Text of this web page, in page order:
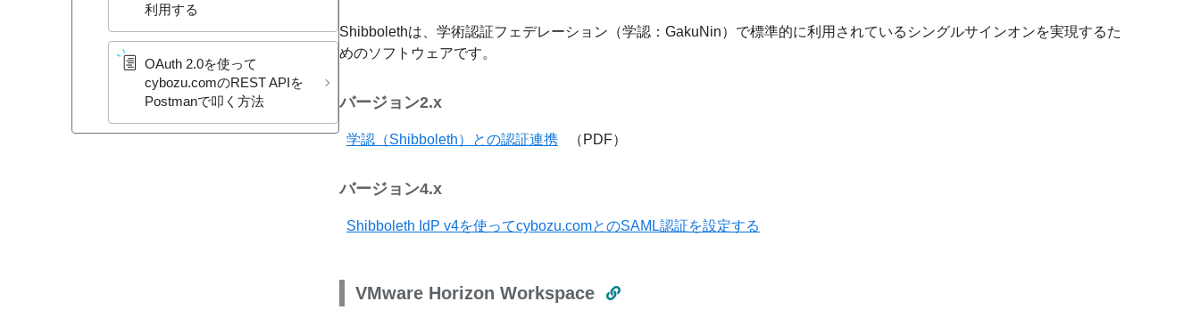
利用する
OAuth 2.0を​使って​
cybozu.comの​REST APIを​
Postmanで​叩く​方​法
Shibbolethは、学術認証フェデレーション（学認：GakuNin）で標準的に利用されているシングルサインオンを実現するた
めのソフトウェアです。
バージョン2.x
学認（Shibboleth）との認証連携 （PDF）
バージョン4.x
Shibboleth IdP v4を使ってcybozu.comとのSAML認証を設定する
VMware Horizon Workspace